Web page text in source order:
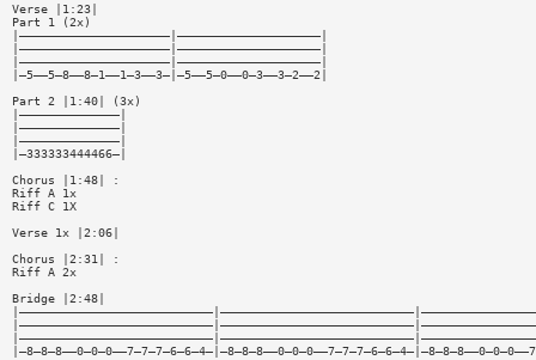
Verse |1:23|
Part 1 (2x)
|—————————————————————|————————————————————|
|—————————————————————|————————————————————|
|—————————————————————|————————————————————|
|—5——5—8——8—1——1—3——3—|—5——5—0——0—3——3—2——2|
Part 2 |1:40| (3x)
|——————————————|
|——————————————|
|——————————————|
|—333333444466—|
Chorus |1:48| :
Riff A 1x
Riff C 1X
Verse 1x |2:06|
Chorus |2:31| :
Riff A 2x
Bridge |2:48|